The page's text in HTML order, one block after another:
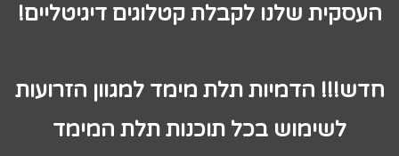
העסקית שלנו לקבלת קטלוגים דיגיטליים!
חדש!!! הדמיות תלת מימד למגוון הזרועות
לשימוש בכל תוכנות תלת המימד